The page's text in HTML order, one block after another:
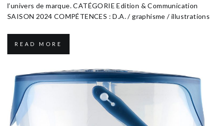
l’univers de marque. CATÉGORIE Edition & Communication
SAISON 2024 COMPÉTENCES : D.A. / graphisme / illustrations
READ MORE